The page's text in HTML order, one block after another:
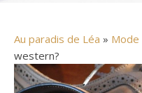
Au paradis de Léa » Mode
western?